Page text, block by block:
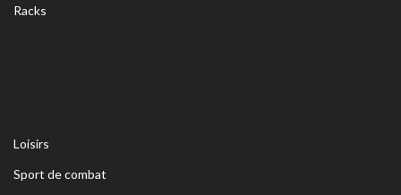
Racks
Loisirs
Sport de combat